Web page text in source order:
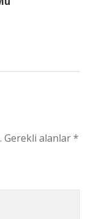
Gerekli alanlar*